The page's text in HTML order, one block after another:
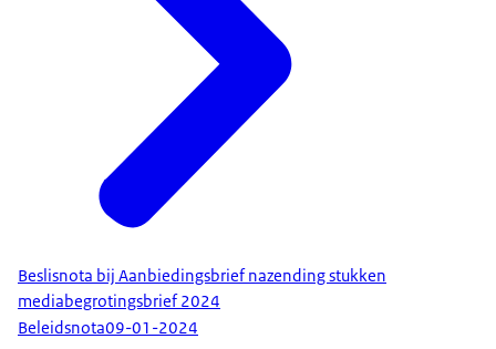
Beslisnota bij Aanbiedingsbrief nazending stukken
mediabegrotingsbrief 2024
Beleidsnota09-01-2024